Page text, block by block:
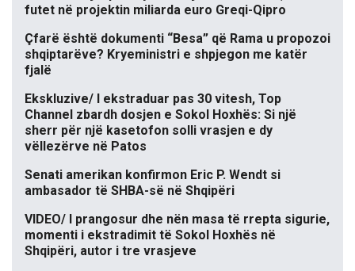
futet në projektin miliarda euro Greqi-Qipro
Çfarë është dokumenti “Besa” që Rama u propozoi
shqiptarëve? Kryeministri e shpjegon me katër
fjalë
Ekskluzive/ I ekstraduar pas 30 vitesh, Top
Channel zbardh dosjen e Sokol Hoxhës: Si një
sherr për një kasetofon solli vrasjen e dy
vëllezërve në Patos
Senati amerikan konfirmon Eric P. Wendt si
ambasador të SHBA-së në Shqipëri
VIDEO/ I prangosur dhe nën masa të rrepta sigurie,
momenti i ekstradimit të Sokol Hoxhës në
Shqipëri, autor i tre vrasjeve